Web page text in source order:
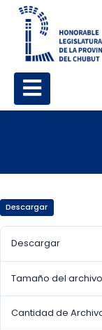
Descargar
Descargar
Tamaño del archivo
Cantidad de